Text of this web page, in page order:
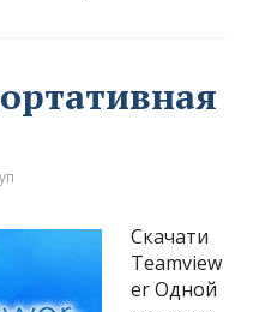
Скачати
Teamview
er Одной